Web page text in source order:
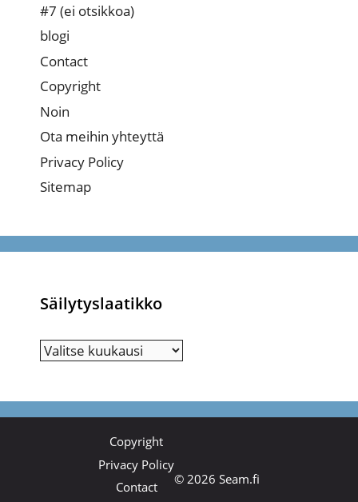
#7 (ei otsikkoa)
blogi
Contact
Copyright
Noin
Ota meihin yhteyttä
Privacy Policy
Sitemap
Säilytyslaatikko
Säilytyslaatikko
Copyright
Privacy Policy
Contact
© 2026 Seam.fi